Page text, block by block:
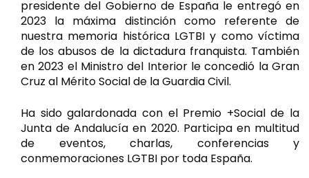
presidente del Gobierno de España le entregó en
2023 la máxima distinción como referente de
nuestra memoria histórica LGTBI y como víctima
de los abusos de la dictadura franquista. También
en 2023 el Ministro del Interior le concedió la Gran
Cruz al Mérito Social de la Guardia Civil.
Ha sido galardonada con el Premio +Social de la
Junta de Andalucía en 2020. Participa en multitud
de eventos, charlas, conferencias y
conmemoraciones LGTBI por toda España.